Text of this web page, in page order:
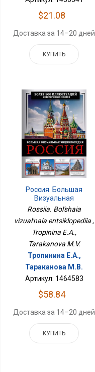
$21.08
Доставка за 14–20 дней
КУПИТЬ
Россия. Большая
Визуальная
Энциклопедия
Rossiia. Bol'shaia
vizual'naia entsiklopediia ,
Tropinina E.A.,
Tarakanova M.V.
Тропинина Е.А.,
Тараканова М.В.
Артикул: 1464583
$58.84
Доставка за 14–20 дней
КУПИТЬ